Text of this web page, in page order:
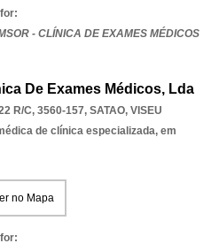
- CLÍNICA DE EXAMES MÉDICOS
De Exames Médicos, Lda
R/C, 3560-157, SATAO, VISEU
de clínica especializada, em
no Mapa